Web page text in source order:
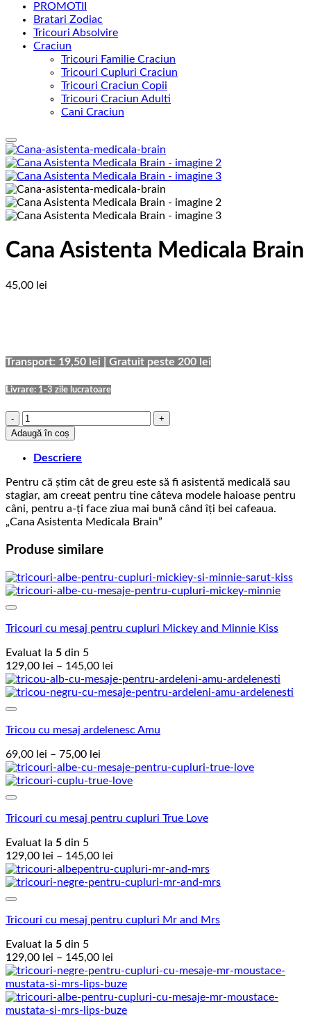
PROMOTII
Bratari Zodiac
Tricouri Absolvire
Craciun
Tricouri Familie Craciun
Tricouri Cupluri Craciun
Tricouri Craciun Copii
Tricouri Craciun Adulti
Cani Craciun
Cana Asistenta Medicala Brain
45,00 lei
Transport: 19,50 lei | Gratuit peste 200 lei
Livrare: 1-3 zile lucratoare
Cantitate
Cana
Asistenta
Medicala
Adaugă în coș
Descriere
Pentru că știm cât de greu este să fi asistentă medicală sau
stagiar, am creeat pentru tine câteva modele haioase pentru
câni, pentru a-ți face ziua mai bună când îți bei cafeaua.
„Cana Asistenta Medicala Brain”
Produse similare
Tricouri cu mesaj pentru cupluri Mickey and Minnie Kiss
Evaluat la 5 din 5
129,00 lei – 145,00 lei
de
prețuri:
la
Tricou cu mesaj ardelenesc Amu
69,00 lei – 75,00 lei
de
prețuri:
la
Tricouri cu mesaj pentru cupluri True Love
Evaluat la 5 din 5
129,00 lei – 145,00 lei
de
prețuri:
la
Tricouri cu mesaj pentru cupluri Mr and Mrs
Evaluat la 5 din 5
129,00 lei – 145,00 lei
de
prețuri:
129,00 lei
până